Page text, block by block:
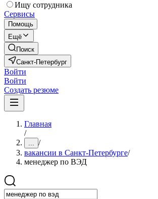
Ищу сотрудника
Сервисы
Помощь
Ещё
Поиск
Санкт-Петербург
Войти
Войти
Создать резюме
Главная
/
... /
вакансии в Санкт-Петербурге/
менеджер по ВЭД